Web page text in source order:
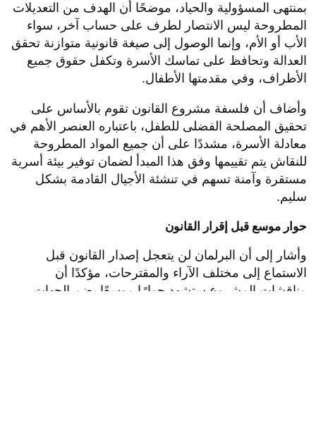
بمنتهى المسؤولية والحياد، موضحًا أن الهدف من التعديلات
المطروحة ليس الانتصار لطرف على حساب آخر، سواء
الأب أو الأم، وإنما الوصول إلى صيغة قانونية متوازنة تحقق
العدالة وتحافظ على تماسك الأسرة وتكفل حقوق جميع
الأطراف، وفي مقدمتها الأطفال.
وأضاف أن فلسفة مشروع القانون تقوم بالأساس على
تحقيق المصلحة الفضلى للطفل، باعتباره العنصر الأهم في
معادلة الأسرة، مشددًا على أن جميع المواد المطروحة
للنقاش يتم تقييمها وفق هذا المبدأ لضمان توفير بيئة أسرية
مستقرة وآمنة تسهم في تنشئة الأجيال القادمة بشكل
سليم.
حوار موسع قبل إقرار القانون
وأشار إلى أن البرلمان لن يتعجل إصدار القانون قبل
الاستماع إلى مختلف الآراء والمقترحات، مؤكدًا أن
مناقشات المشروع ستشهد حوارًا موسعًا يضم الجهات